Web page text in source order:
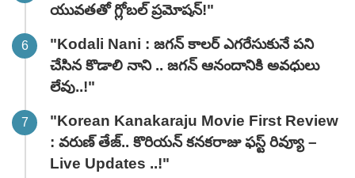
యువతతో గ్లోబల్ ప్రమోషన్!"
"Kodali Nani : జగన్ కాలర్ ఎగరేసుకునే పని
చేసిన కొడాలి నాని .. జగన్ ఆనందానికి అవధులు
లేవు..!"
"Korean Kanakaraju Movie First Review
: వరుణ్ తేజ్.. కొరియన్ కనకరాజు ఫస్ట్ రివ్యూ –
Live Updates ..!"